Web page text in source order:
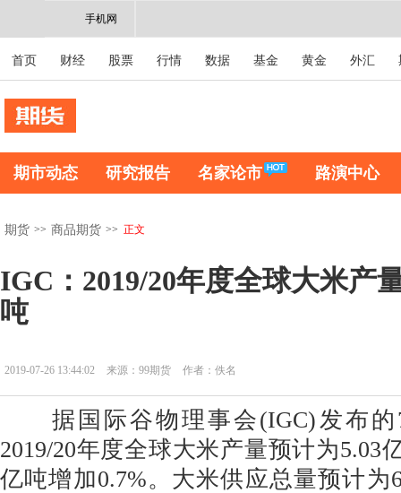
手机网
首页 财经 股票 行情 数据 基金 黄金 外汇
期市动态 研究报告 名家论市 路演中心
期货 >> 商品期货 >> 正文
IGC：2019/20年度全球大米产
吨
2019-07-26 13:44:02 来源：99期货 作者：佚名
据国际谷物理事会(IGC)发布的
2019/20年度全球大米产量预计为5.03
亿吨增加0.7%。大米供应总量预计为